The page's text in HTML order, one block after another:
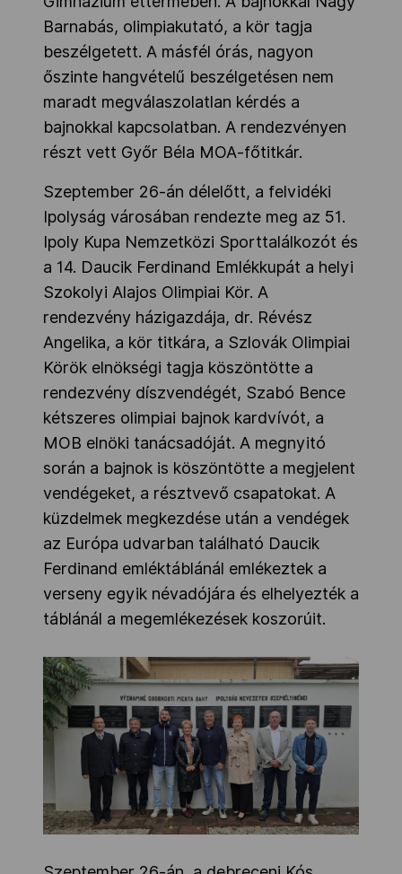
Barnabás, olimpiakutató, a kör tagja
beszélgetett. A másfél órás, nagyon
őszinte hangvételű beszélgetésen nem
maradt megválaszolatlan kérdés a
bajnokkal kapcsolatban. A rendezvényen
részt vett Győr Béla MOA-főtitkár.
Szeptember 26-án délelőtt, a felvidéki
Ipolyság városában rendezte meg az 51.
Ipoly Kupa Nemzetközi Sporttalálkozót és
a 14. Daucik Ferdinand Emlékkupát a helyi
Szokolyi Alajos Olimpiai Kör. A
rendezvény házigazdája, dr. Révész
Angelika, a kör titkára, a Szlovák Olimpiai
Körök elnökségi tagja köszöntötte a
rendezvény díszvendégét, Szabó Bence
kétszeres olimpiai bajnok kardvívót, a
MOB elnöki tanácsadóját. A megnyitó
során a bajnok is köszöntötte a megjelent
vendégeket, a résztvevő csapatokat. A
küzdelmek megkezdése után a vendégek
az Európa udvarban található Daucik
Ferdinand emléktáblánál emlékeztek a
verseny egyik névadójára és elhelyezték a
táblánál a megemlékezések koszorúit.